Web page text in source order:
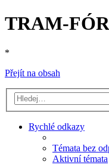
TRAM-
*
Přejít na obsah
Rychlé odkazy
Témata bez
Aktivní témata